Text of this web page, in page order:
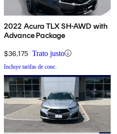
2022 Acura TLX SH-AWD with
Advance Package
$36,175 Trato justo
Incluye tarifas de conc.